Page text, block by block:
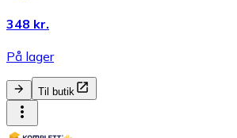
348 kr.
På lager
Til butik